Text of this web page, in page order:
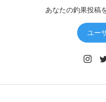
あなたの釣果投稿
ユー